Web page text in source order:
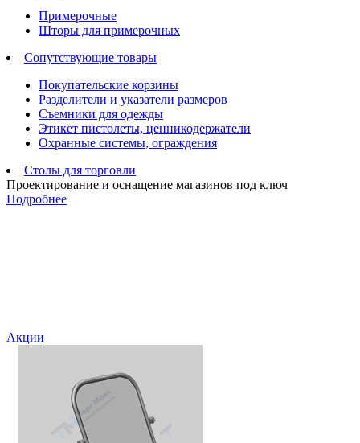
Примерочные
Шторы для примерочных
Сопутствующие товары
Покупательские корзины
Разделители и указатели размеров
Съемники для одежды
Этикет пистолеты, ценникодержатели
Охранные системы, ограждения
Столы для торговли
Проектирование и оснащение магазинов под ключ
Подробнее
Акции